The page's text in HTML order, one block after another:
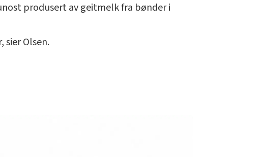
produsert av geitmelk fra bønder i
Olsen.